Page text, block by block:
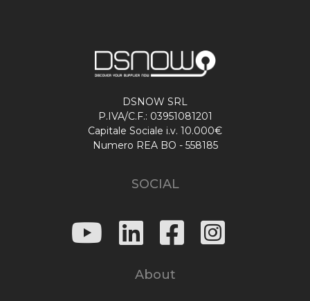
DSNOW SRL
P.IVA/C.F.: 03951081201
Capitale Sociale i.v. 10.000€
Numero REA BO - 558185
SOCIAL
About